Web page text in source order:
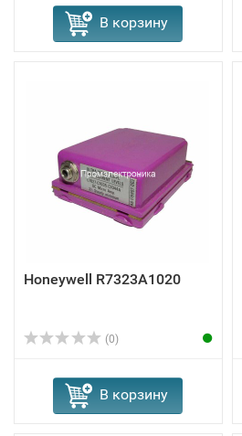
В корзину
Honeywell R7323A1020
(0)
В корзину